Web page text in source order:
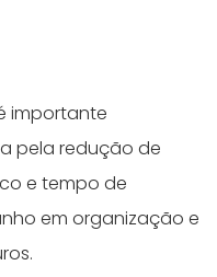
importante
pela redução de
e tempo de
em organização e